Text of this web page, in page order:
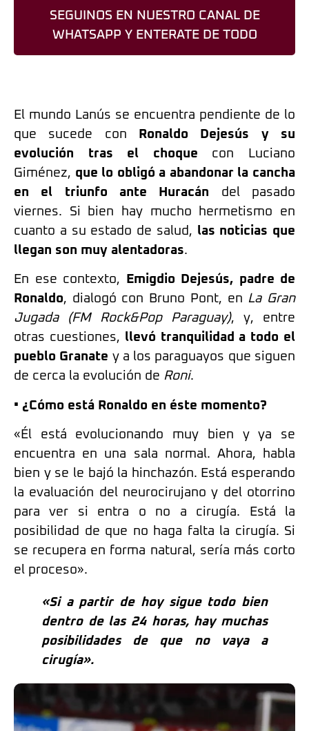
SEGUINOS EN NUESTRO CANAL DE
WHATSAPP Y ENTERATE DE TODO
El mundo Lanús se encuentra pendiente de lo
que sucede con
Ronaldo Dejesús y su
evolución
tras el choque con Luciano
Giménez, que lo obligó a abandonar la cancha
en el triunfo ante Huracán del pasado
viernes. Si bien hay mucho hermetismo en
cuanto a su estado de salud, las noticias que
llegan son muy alentadoras.
En ese contexto,
Emigdio Dejesús, padre de
Ronaldo, dialogó con Bruno Pont, en La Gran
Jugada (FM Rock&Pop Paraguay), y, entre
otras cuestiones, llevó tranquilidad a todo el
pueblo Granate y a los paraguayos que siguen
de cerca la evolución de Roni.
• ¿Cómo está Ronaldo en éste momento?
«Él está evolucionando muy bien y ya se
encuentra en una sala normal. Ahora, habla
bien y se le bajó la hinchazón. Está esperando
la evaluación del neurocirujano y del otorrino
para ver si entra o no a cirugía. Está la
posibilidad de que no haga falta la cirugía. Si
se recupera en forma natural, sería más corto
el proceso».
«Si a partir de hoy sigue todo bien
dentro de las 24 horas, hay muchas
posibilidades de que no vaya a
cirugía».